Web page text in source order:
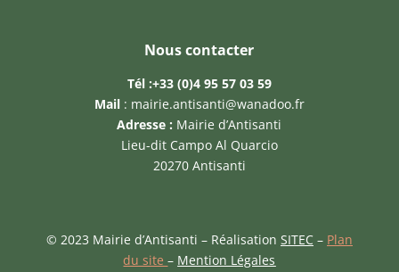
Nous contacter
Tél :+33 (0)4 95 57 03 59
Mail: mairie.antisanti@wanadoo.fr
Adresse : Mairie d’Antisanti
Lieu-dit Campo Al Quarcio
20270 Antisanti
© 2023 Mairie d’Antisanti – Réalisation SITEC – Plan
du site– Mention Légales